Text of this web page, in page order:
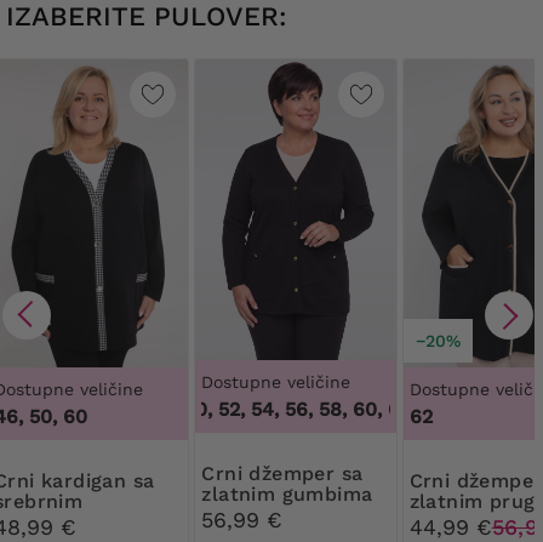
IZABERITE PULOVER:
veličine
50, 60
sa
uzorkom
€
Dostupne veličine
48, 50, 52, 54, 56, 58, 60, 62, 64,
Crni džemper sa
zlatnim gumbima
56,99 €
−20%
Dostupne
62
Crni džemper sa
zlatnim
44,99 €